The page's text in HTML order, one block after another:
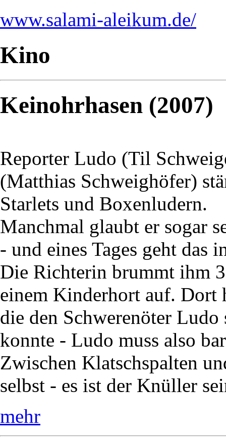
www.salami-aleikum.de/
Kino
Keinohrhasen (2007)
Reporter Ludo (Til
(Matthias Schweighöfer)
Starlets und Boxenludern.
Manchmal glaubt er sogar
- und eines Tages geht das
Die Richterin brummt ihm
einem Kinderhort auf. Dort
die den Schwerenöter
konnte - Ludo muss also
Zwischen Klatschspalten
selbst - es ist der Knüller
mehr